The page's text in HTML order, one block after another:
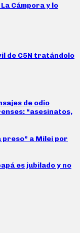
Cámpora y lo
de C5N tratándolo
de odio
“asesinatos,
a Milei por
es jubilado y no